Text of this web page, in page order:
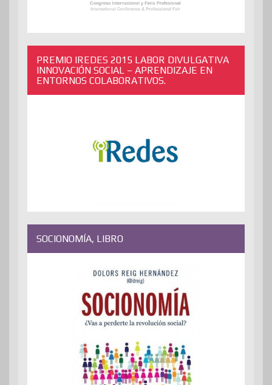
PREMIO IREDES 2015 LABOR DIVULGATIVA
INNOVACIÓN SOCIAL – APRENDIZAJE EN
ENTORNOS COLABORATIVOS.
SOCIONOMÍA, LIBRO